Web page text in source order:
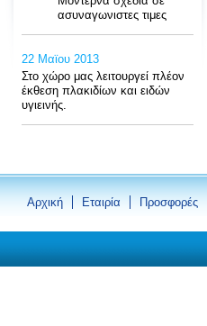
ασυναγωνιστες τιμες
22 Μαϊου 2013
Στο χώρο μας λειτουργεί πλέον
έκθεση πλακιδίων και ειδών
υγιεινής.
Αρχική Εταιρία Προσφορές